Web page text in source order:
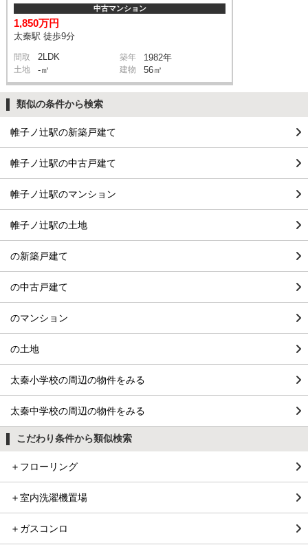
中古マンション
1,850万円
太秦駅 徒歩9分
間取 2LDK 築年 1982年
土地 -㎡ 建物 56㎡
類似の条件から検索
帷子ノ辻駅の新築戸建て
帷子ノ辻駅の中古戸建て
帷子ノ辻駅のマンション
帷子ノ辻駅の土地
の新築戸建て
の中古戸建て
のマンション
の土地
太秦小学校の周辺の物件をみる
太秦中学校の周辺の物件をみる
こだわり条件から類似検索
＋フローリング
＋室内洗濯機置場
＋ガスコンロ